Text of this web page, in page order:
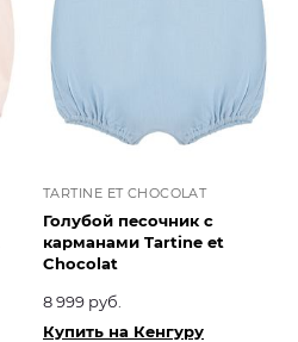
TARTINE ET CHOCOLAT
Голубой песочник с
карманами Tartine et
Chocolat​
8 999 руб.
Купить на Кенгуру